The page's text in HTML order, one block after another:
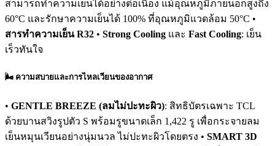
สามารถทำความเย็นได้อย่างต่อเนื่อง แม้อุณหภูมิภายนอกสูงถึง
60°C และรักษาความเย็นได้ 100% ที่อุณหภูมิแวดล้อม 50°C •
สารทำความเย็น R32 • Strong Cooling และ Fast Cooling: เย็น
เร็วทันใจ
🌬️ ความสบายและการไหลเวียนของอากาศ
• GENTLE BREEZE (ลมไม่ปะทะผิว): สิทธิบัตรเฉพาะ TCL
ด้วยบานสวิงรูปตัว S พร้อมรูขนาดเล็ก 1,422 รู เพื่อกระจายลม
เย็นหมุนเวียนอย่างนุ่มนวล ไม่ปะทะผิวโดยตรง • SMART 3D